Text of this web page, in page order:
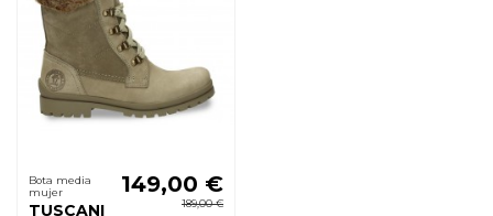
Bota media
mujer
TUSCANI
149,00 €
189,00 €